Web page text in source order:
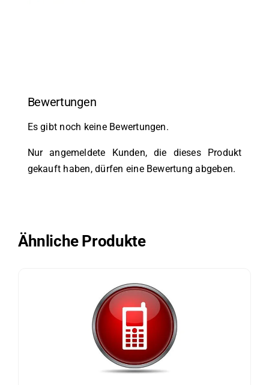
Bewertungen
Es gibt noch keine Bewertungen.
Nur angemeldete Kunden, die dieses Produkt
gekauft haben, dürfen eine Bewertung abgeben.
Ähnliche Produkte